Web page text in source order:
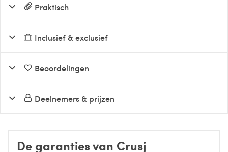
Praktisch
Inclusief & exclusief
Beoordelingen
Deelnemers & prijzen
De garanties van Crusj